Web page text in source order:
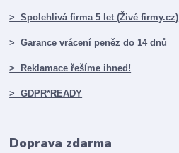
> Spolehlivá firma 5 let (Živé firmy.cz)
> Garance vrácení peněz do 14 dnů
> Reklamace řešíme ihned!
> GDPR*READY
Doprava zdarma